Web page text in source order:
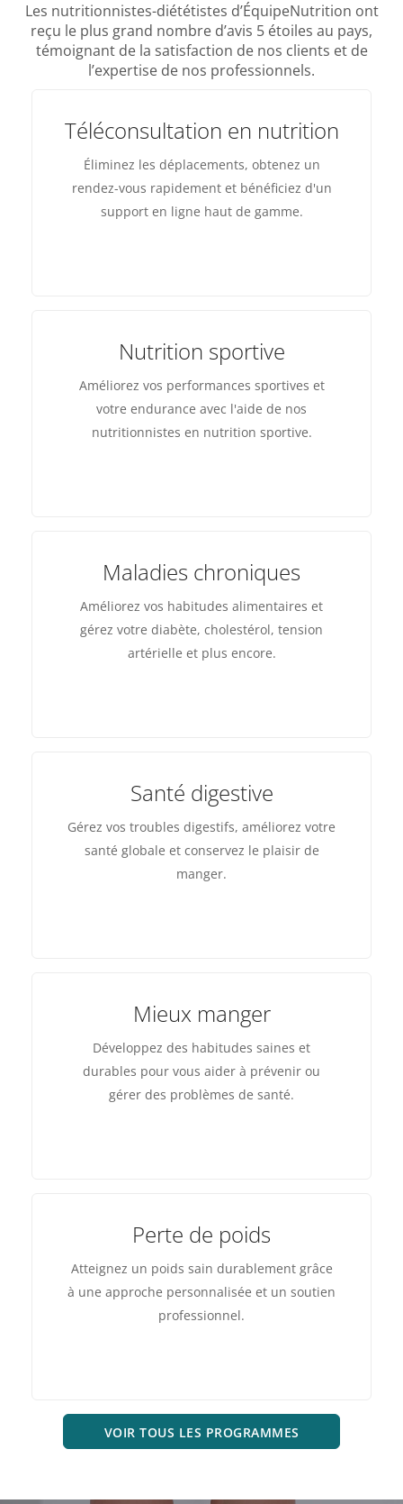
Les nutritionnistes-diététistes d’ÉquipeNutrition ont
reçu le plus grand nombre d’avis 5 étoiles au pays,
témoignant de la satisfaction de nos clients et de
l’expertise de nos professionnels.
Téléconsultation en nutrition
Éliminez les déplacements, obtenez un
rendez-vous rapidement et bénéficiez d'un
support en ligne haut de gamme.
Nutrition sportive
Améliorez vos performances sportives et
votre endurance avec l'aide de nos
nutritionnistes en nutrition sportive.
Maladies chroniques
Améliorez vos habitudes alimentaires et
gérez votre diabète, cholestérol, tension
artérielle et plus encore.
Santé digestive
Gérez vos troubles digestifs, améliorez votre
santé globale et conservez le plaisir de
manger.
Mieux manger
Développez des habitudes saines et
durables pour vous aider à prévenir ou
gérer des problèmes de santé.
Perte de poids
Atteignez un poids sain durablement grâce
à une approche personnalisée et un soutien
professionnel.
VOIR TOUS LES PROGRAMMES